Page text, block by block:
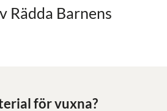
Rädda Barnens
för vuxna?